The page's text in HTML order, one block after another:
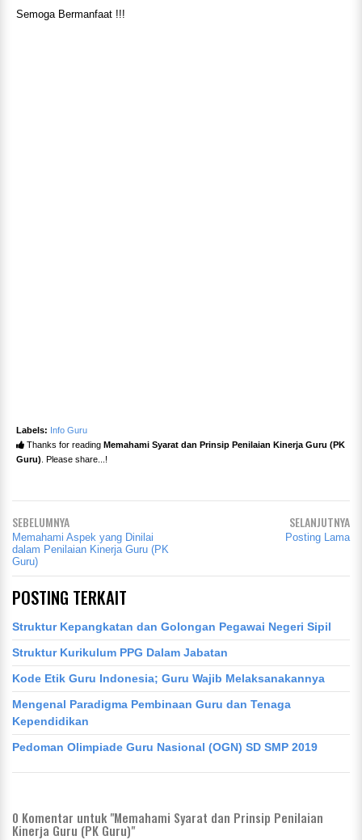
Semoga Bermanfaat !!!
Labels: Info Guru
Thanks for reading Memahami Syarat dan Prinsip Penilaian Kinerja Guru (PK
Guru) . Please share...!
SEBELUMNYA
Memahami Aspek yang Dinilai
dalam Penilaian Kinerja Guru (PK
Guru)
SELANJUTNYA
Posting Lama
POSTING TERKAIT
Struktur Kepangkatan dan Golongan Pegawai Negeri Sipil
Struktur Kurikulum PPG Dalam Jabatan
Kode Etik Guru Indonesia; Guru Wajib Melaksanakannya
Mengenal Paradigma Pembinaan Guru dan Tenaga
Kependidikan
Pedoman Olimpiade Guru Nasional (OGN) SD SMP 2019
0 Komentar untuk "Memahami Syarat dan Prinsip Penilaian
Kinerja Guru (PK Guru)"